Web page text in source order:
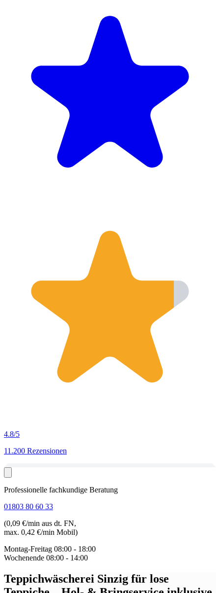
4.8/5
11.200 Rezensionen
Professionelle fachkundige Beratung
01803 80 60 33
(0,09 €/min aus dt. FN,
max. 0,42 €/min Mobil)
Montag-Freitag 08:00 - 18:00
Wochenende 08:00 - 14:00
Teppichwäscherei Sinzig für lose